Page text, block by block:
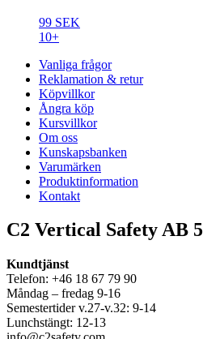
99 SEK
10+
Vanliga frågor
Reklamation & retur
Köpvillkor
Ångra köp
Kursvillkor
Om oss
Kunskapsbanken
Varumärken
Produktinformation
Kontakt
C2 Vertical Safety AB
Kundtjänst
Telefon: +46 18 67 79 90
Måndag – fredag 9-16
Semestertider v.27-v.32: 9-14
Lunchstängt: 12-13